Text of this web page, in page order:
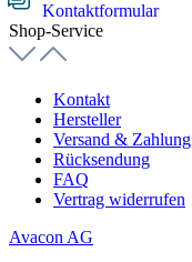
Kontaktformular
Shop-Service
Kontakt
Hersteller
Versand & Zahlung
Rücksendung
FAQ
Vertrag widerrufen
Avacon AG